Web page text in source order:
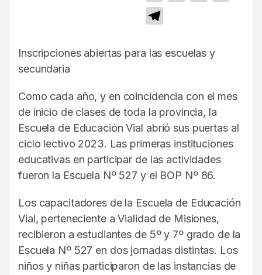
Inscripciones abiertas para las escuelas y
secundaria
Como cada año, y en coincidencia con el mes
de inicio de clases de toda la provincia, la
Escuela de Educación Vial abrió sus puertas al
ciclo lectivo 2023. Las primeras instituciones
educativas en participar de las actividades
fueron la Escuela Nº 527 y el BOP Nº 86.
Los capacitadores de la Escuela de Educación
Vial, perteneciente a Vialidad de Misiones,
recibieron a estudiantes de 5º y 7º grado de la
Escuela Nº 527 en dos jornadas distintas. Los
niños y niñas participaron de las instancias de